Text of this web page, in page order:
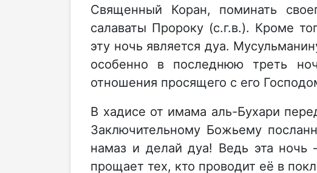
Священный Коран, поминать
салаваты Пророку (с.г.в.). Кроме
эту ночь является дуа.
особенно в последнюю треть
отношения просящего с его
В хадисе от имама аль-Бухари
Заключительному Божьему
намаз и делай дуа! Ведь эта ночь
прощает тех, кто проводит её в